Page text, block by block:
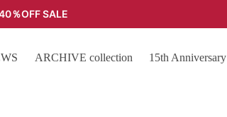
％OFF SALE
ARCHIVE collection 15th Anniversary